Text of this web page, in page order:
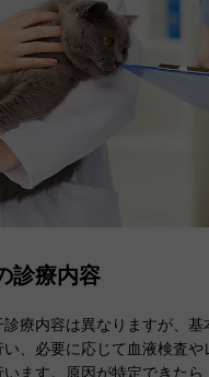
診療内容
療内容は異なりますが、基
、必要に応じて血液検査や
ます。原因が特定できたら